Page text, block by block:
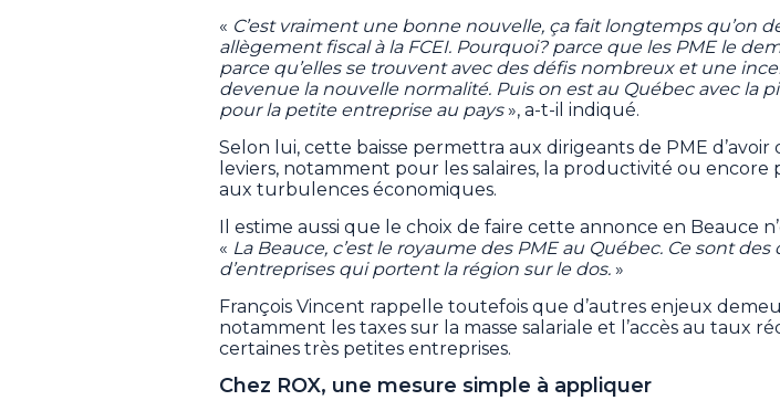
« C’est vraiment une bonne nouvelle, ça fait longtemps qu’on
allègement fiscal à la FCEI. Pourquoi? parce que les PME le
parce qu’elles se trouvent avec des défis nombreux et une
devenue la nouvelle normalité. Puis on est au Québec avec la
pour la petite entreprise au pays», a-t-il indiqué.
Selon lui, cette baisse permettra aux dirigeants de PME d’avoir
leviers, notamment pour les salaires, la productivité ou encore
aux turbulences économiques.
Il estime aussi que le choix de faire cette annonce en Beauce
« La Beauce, c’est le royaume des PME au Québec. Ce sont
d’entreprises qui portent la région sur le dos. »
François Vincent rappelle toutefois que d’autres enjeux
notamment les taxes sur la masse salariale et l’accès au taux
certaines très petites entreprises.
Chez ROX, une mesure simple à appliquer